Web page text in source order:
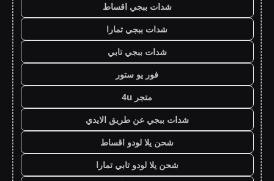
شدات ببجي اقساط
شدات ببجي تمارا
شدات ببجي تابي
فور يو ستور
متجر 4u
شدات ببجي عن طريق الايدي
شحن يلا لودو اقساط
شحن يلا لودو تابي تمارا